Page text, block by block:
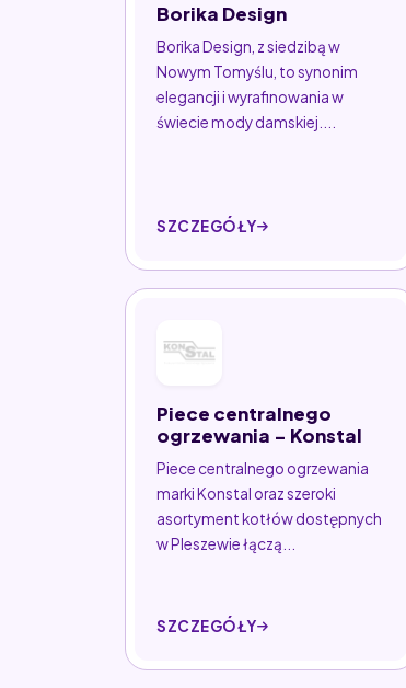
Borika Design
Borika Design, z siedzibą w
Nowym Tomyślu, to synonim
elegancji i wyrafinowania w
świecie mody damskiej....
SZCZEGÓŁY
Piece centralnego
ogrzewania - Konstal
Piece centralnego ogrzewania
marki Konstal oraz szeroki
asortyment kotłów dostępnych
w Pleszewie łączą...
SZCZEGÓŁY